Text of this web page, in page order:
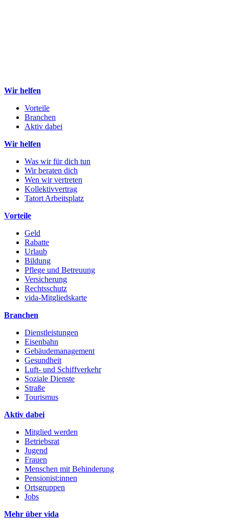
Wir helfen
Vorteile
Branchen
Aktiv dabei
Wir helfen
Was wir für dich tun
Wir beraten dich
Wen wir vertreten
Kollektivvertrag
Tatort Arbeitsplatz
Vorteile
Geld
Rabatte
Urlaub
Bildung
Pflege und Betreuung
Versicherung
Rechtsschutz
vida-Mitgliedskarte
Branchen
Dienstleistungen
Eisenbahn
Gebäudemanagement
Gesundheit
Luft- und Schiffverkehr
Soziale Dienste
Straße
Tourismus
Aktiv dabei
Mitglied werden
Betriebsrat
Jugend
Frauen
Menschen mit Behinderung
Pensionist:innen
Ortsgruppen
Jobs
Mehr über vida